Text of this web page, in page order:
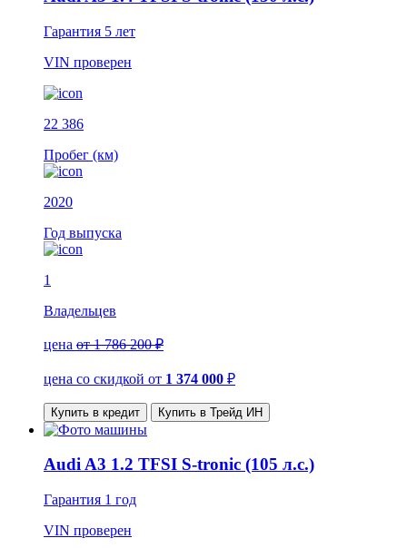
Гарантия 5 лет
VIN проверен
22 386
Пробег (км)
2020
Год выпуска
1
Владельцев
цена от 1 786 200 ₽
цена со скидкой от 1 374 000 ₽
Купить в кредит Купить в Трейд ИН
Audi A3 1.2 TFSI S-tronic (105 л.с.)
Гарантия 1 год
VIN проверен